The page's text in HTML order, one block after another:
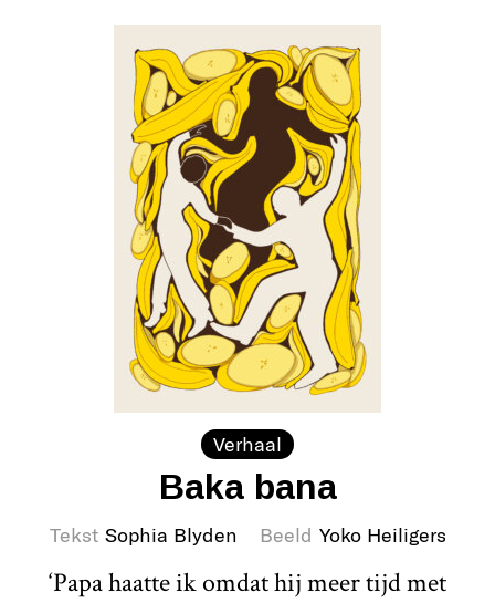
Verhaal
Baka bana
Tekst Sophia Blyden Beeld Yoko Heiligers
‘Papa haatte ik omdat hij meer tijd met